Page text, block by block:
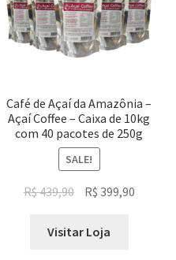
Café de Açaí da Amazônia –
Açaí Coffee – Caixa de 10kg
com 40 pacotes de 250g
SALE!
R$439,90 Original
was:
R$ 399,90Current
Visitar Loja